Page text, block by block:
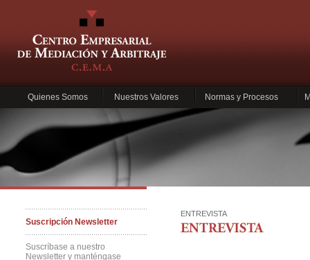
Quienes Somos Nuestros Valores Normas y Procesos
Suscripción Newsletter
Suscríbase a nuestro
Newsletter y manténgase
ENTREVISTA